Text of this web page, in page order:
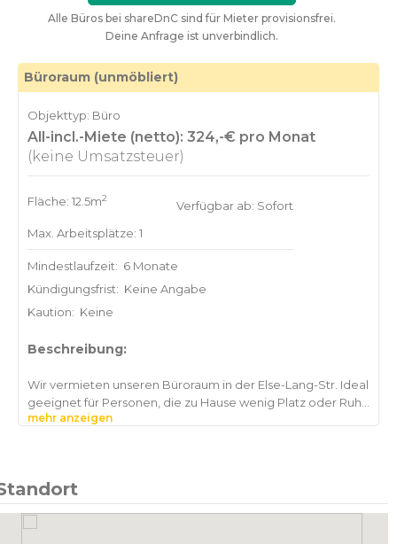
Alle Büros bei shareDnC sind für Mieter provisionsfrei.
Deine Anfrage ist unverbindlich.
Büroraum (unmöbliert)
Objekttyp: Büro
All-incl.-Miete (netto): 324,-€ pro Monat
(keine Umsatzsteuer)
Fläche: 12.5m2
Max. Arbeitsplätze: 1
Verfügbar ab: Sofort
Mindestlaufzeit: 6 Monate
Kündigungsfrist: Keine Angabe
Kaution: Keine
Beschreibung:
Wir vermieten unseren Büroraum in der Else-Lang-Str. Ideal
geeignet für Personen, die zu Hause wenig Platz oder Ruhe
zum Homeoffice haben.
Ab Mai 2026 verfügbar.
Mietvertrag geht aktuell bis Ende 2026 und kann auf
Wunsch verlängert werden.
mehr anzeigen